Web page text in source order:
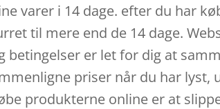
varer i 14 dage. efter du har
til mere end de 14 dage.
betingelser er let for dig at
priser når du har
produkterne online er at